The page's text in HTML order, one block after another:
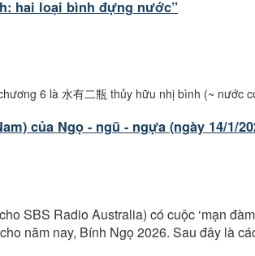
hai loại bình đựng nước”
6 là 水有二瓶 thủy hữu nhị bình (~ nước
của Ngọ - ngũ - ngựa (ngày 14/1/
SBS Radio Australia) có cuộc ‘mạn
năm nay, Bính Ngọ 2026. Sau đây là